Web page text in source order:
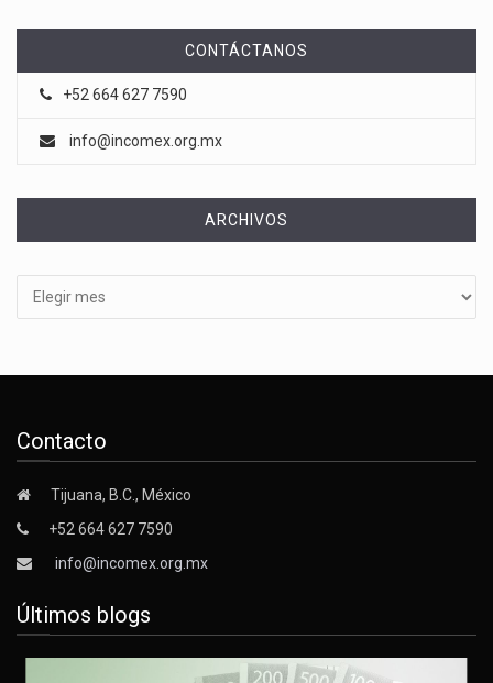
CONTÁCTANOS
+52 664 627 7590
info@incomex.org.mx
ARCHIVOS
Contacto
Tijuana, B.C., México
+52 664 627 7590
info@incomex.org.mx
Últimos blogs